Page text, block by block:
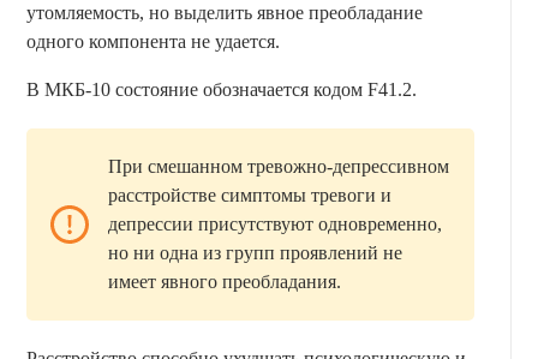
утомляемость, но выделить явное преобладание
одного компонента не удается.
В МКБ-10 состояние обозначается кодом F41.2.
При смешанном тревожно-депрессивном
расстройстве симптомы тревоги и
депрессии присутствуют одновременно,
но ни одна из групп проявлений не
имеет явного преобладания.